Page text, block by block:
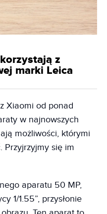
z
marki Leica
Xiaomi od ponad
w najnowszych
możliwości, którymi
Przyjrzyjmy się im
aparatu 50 MP,
1/1.55”, przysłonie